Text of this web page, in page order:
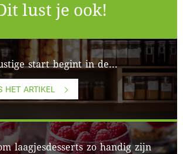
lust je ook!
start begint in de...
HET ARTIKEL
laagjesdesserts zo handig zijn